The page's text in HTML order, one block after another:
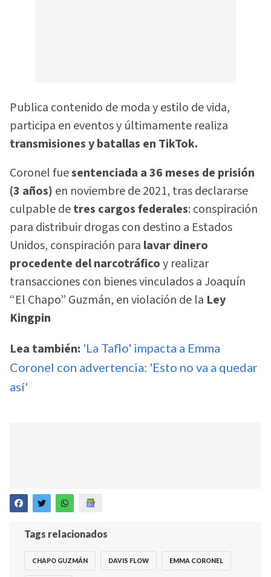
Publica contenido de moda y estilo de vida,
participa en eventos y últimamente realiza
transmisiones y batallas en TikTok.
Coronel fuesentenciada a 36 meses de prisión
(3 años) en noviembre de 2021, tras declararse
culpable detres cargos federales: conspiración
para distribuir drogas con destino a Estados
Unidos, conspiración para lavar dinero
procedente del narcotráficoy realizar
transacciones con bienes vinculados a Joaquín
“El Chapo” Guzmán, en violación de la Ley
Kingpin
Lea también: 'La Taflo' impacta a Emma
Coronel con advertencia: 'Esto no va a quedar
así'
Tags relacionados
CHAPO GUZMÁN DAVIS FLOW EMMA CORONEL